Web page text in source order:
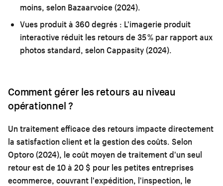
moins, selon Bazaarvoice (2024).
Vues produit à 360 degrés : L'imagerie produit
interactive réduit les retours de 35 % par rapport aux
photos standard, selon Cappasity (2024).
Comment gérer les retours au niveau
opérationnel ?
Un traitement efficace des retours impacte directement
la satisfaction client et la gestion des coûts. Selon
Optoro (2024), le coût moyen de traitement d'un seul
retour est de 10 à 20 $ pour les petites entreprises
ecommerce, couvrant l'expédition, l'inspection, le